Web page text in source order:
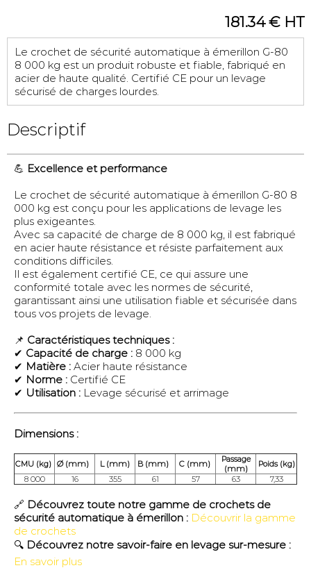
181.34 € HT
Le crochet de sécurité automatique à émerillon G-80
8 000 kg est un produit robuste et fiable, fabriqué en
acier de haute qualité. Certifié CE pour un levage
sécurisé de charges lourdes.
Descriptif
💪 Excellence et performance
Le crochet de sécurité automatique à émerillon G-80 8
000 kg est conçu pour les applications de levage les
plus exigeantes.
Avec sa capacité de charge de 8 000 kg, il est fabriqué
en acier haute résistance et résiste parfaitement aux
conditions difficiles.
Il est également certifié CE, ce qui assure une
conformité totale avec les normes de sécurité,
garantissant ainsi une utilisation fiable et sécurisée dans
tous vos projets de levage.
📌 Caractéristiques techniques :
✔ Capacité de charge : 8 000 kg
✔ Matière : Acier haute résistance
✔ Norme : Certifié CE
✔ Utilisation : Levage sécurisé et arrimage
Dimensions :
CMU (kg) Ø (mm) L (mm) B (mm) C (mm)
Passage
(mm)
Poids (kg)
8 000
16 355 61 57 63 7,33
🔗 Découvrez toute notre gamme de crochets de
sécurité automatique à émerillon : Découvrir la gamme
de crochets
🔍 Découvrez notre savoir-faire en levage sur-mesure :
En savoir plus